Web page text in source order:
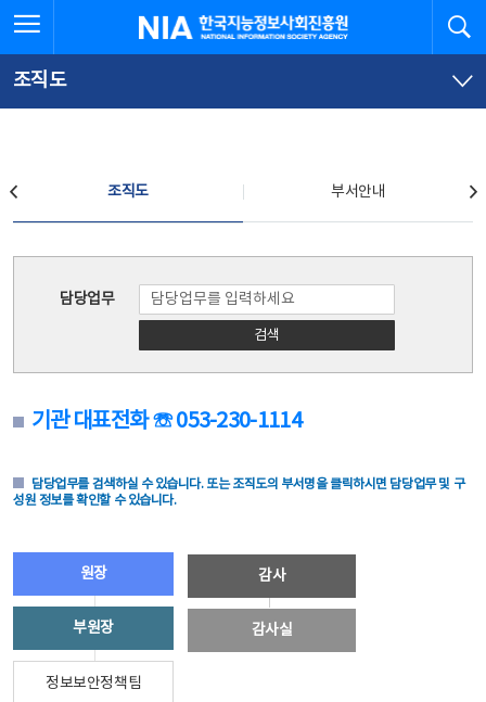
문
로
가
체
뉴
바
가
한국지능정보사회진흥원
조직도
조직도 부서안내
담당업무
검색
기관 대표전화 ☏ 053-230-1114
담당업무를 검색하실 수 있습니다. 또는 조직도의 부서명을 클릭하시면 담당업무 및 구
성원 정보를 확인할 수 있습니다.
원장
부원장
정보보안정책팀
감사
감사실